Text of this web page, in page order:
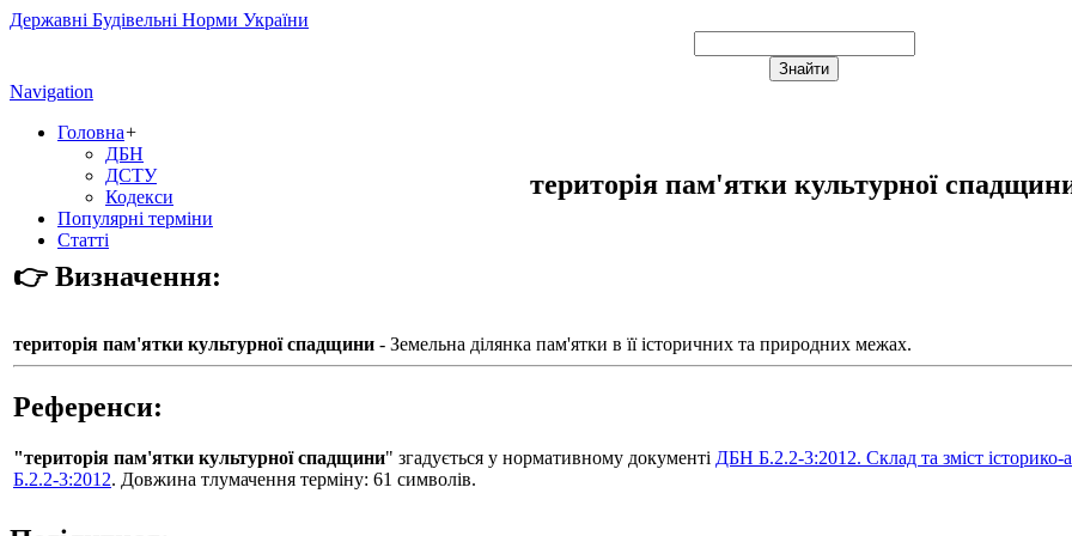
Державні Будівельні Норми України
Navigation
Головна+
ДБН
ДСТУ
Кодекси
Популярні терміни
Статті
територія пам'ятки культурної
👉 Визначення:
територія пам'ятки культурної спадщини - Земельна ділянка пам'ятки в її історичних та природних межах.
Референси:
"територія пам'ятки культурної спадщини" згадується у нормативному документі ДБН Б.2.2-3:2012. Склад та зміст
Б.2.2-3:2012. Довжина тлумачення терміну: 61 символів.